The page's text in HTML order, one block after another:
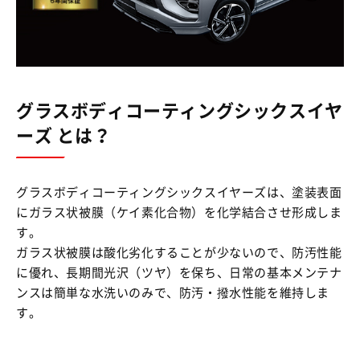
グラスボディコーティングシックスイヤ
ーズ とは？
グラスボディコーティングシックスイヤーズは、塗装表面
にガラス状被膜（ケイ素化合物）を化学結合させ形成しま
す。
ガラス状被膜は酸化劣化することが少ないので、防汚性能
に優れ、長期間光沢（ツヤ）を保ち、日常の基本メンテナ
ンスは簡単な水洗いのみで、防汚・撥水性能を維持しま
す。